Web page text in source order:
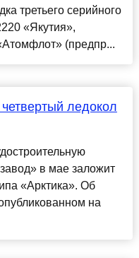
третьего серийного
«Якутия»,
(предпр...
ледокол
в мае заложит
«Арктика». Об
на